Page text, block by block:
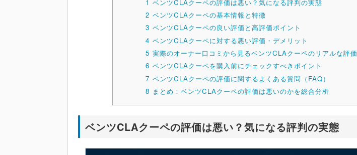
1 ベンツCLAクーペの評価は悪い？気になる評判の実態
2 ベンツCLAクーペの基本情報と特徴
3 ベンツCLAクーペの良い評価と高評価ポイント
4 ベンツCLAクーペに対する悪い評価・デメリット
5 実際のオーナー口コミから見るベンツCLAクーペのリアルな評価
6 ベンツCLAクーペを購入前にチェックすべきポイント
7 ベンツCLAクーペの評価に関するよくある質問（FAQ）
8 まとめ：ベンツCLAクーペの評価は悪いのかを総合分析
ベンツCLAクーペの評価は悪い？気になる評判の実態